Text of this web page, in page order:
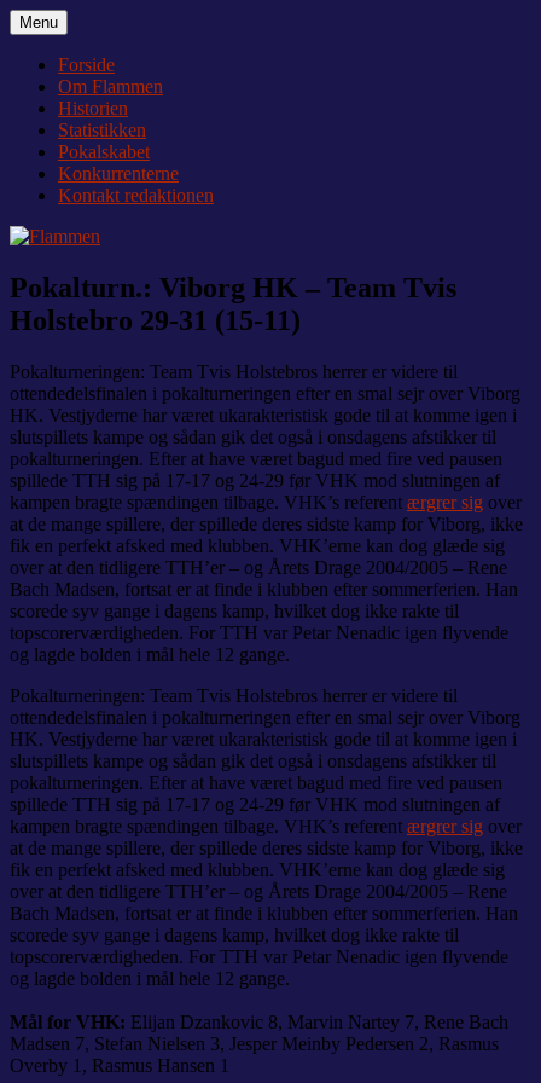
Videre
til
indhold
Flammen
Nyheder og debat om Team Tvis Holstebro
Menu
Forside
Om Flammen
Historien
Statistikken
Pokalskabet
Konkurrenterne
Kontakt redaktionen
Pokalturn.: Viborg HK – Team Tvis
Holstebro 29-31 (15-11)
Pokalturneringen: Team Tvis Holstebros herrer er videre til
ottendedelsfinalen i pokalturneringen efter en smal sejr over Viborg
HK. Vestjyderne har været ukarakteristisk gode til at komme igen i
slutspillets kampe og sådan gik det også i onsdagens afstikker til
pokalturneringen. Efter at have været bagud med fire ved pausen
spillede TTH sig på 17-17 og 24-29 før VHK mod slutningen af
kampen bragte spændingen tilbage. VHK’s referent ærgrer sig over
at de mange spillere, der spillede deres sidste kamp for Viborg, ikke
fik en perfekt afsked med klubben. VHK’erne kan dog glæde sig
over at den tidligere TTH’er – og Årets Drage 2004/2005 – Rene
Bach Madsen, fortsat er at finde i klubben efter sommerferien. Han
scorede syv gange i dagens kamp, hvilket dog ikke rakte til
topscorerværdigheden. For TTH var Petar Nenadic igen flyvende
og lagde bolden i mål hele 12 gange.
Pokalturneringen: Team Tvis Holstebros herrer er videre til
ottendedelsfinalen i pokalturneringen efter en smal sejr over Viborg
HK. Vestjyderne har været ukarakteristisk gode til at komme igen i
slutspillets kampe og sådan gik det også i onsdagens afstikker til
pokalturneringen. Efter at have været bagud med fire ved pausen
spillede TTH sig på 17-17 og 24-29 før VHK mod slutningen af
kampen bragte spændingen tilbage. VHK’s referent ærgrer sig over
at de mange spillere, der spillede deres sidste kamp for Viborg, ikke
fik en perfekt afsked med klubben. VHK’erne kan dog glæde sig
over at den tidligere TTH’er – og Årets Drage 2004/2005 – Rene
Bach Madsen, fortsat er at finde i klubben efter sommerferien. Han
scorede syv gange i dagens kamp, hvilket dog ikke rakte til
topscorerværdigheden. For TTH var Petar Nenadic igen flyvende
og lagde bolden i mål hele 12 gange.
Mål for VHK: Elijan Dzankovic 8, Marvin Nartey 7, Rene Bach
Madsen 7, Stefan Nielsen 3, Jesper Meinby Pedersen 2, Rasmus
Overby 1, Rasmus Hansen 1